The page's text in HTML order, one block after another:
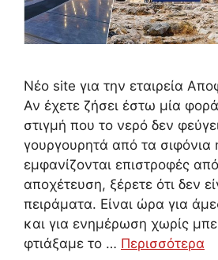
Νέο site για την εταιρεία
Αν έχετε ζήσει έστω μία
στιγμή που το νερό δεν
γουργουρητά από τα σιφόνια
εμφανίζονται επιστροφές
αποχέτευση, ξέρετε ότι δεν
πειράματα. Είναι ώρα για
και για ενημέρωση χωρίς
φτιάξαμε το … Περισσότερα